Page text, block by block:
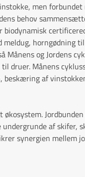
men
behov
horngødning
og Jordens
druer. Månens
beskæring af
af skifer,
synergien mellem